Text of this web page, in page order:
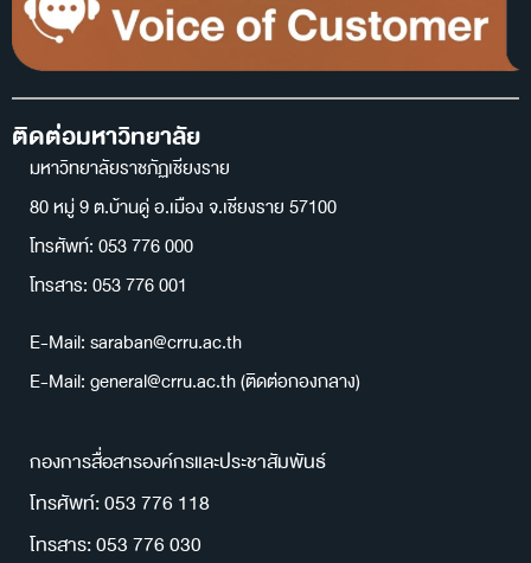
ติดต่อมหาวิทยาลัย
มหาวิทยาลัยราชภัฏเชียงราย
80 หมู่ 9 ต.บ้านดู่ อ.เมือง จ.เชียงราย 57100
โทรศัพท์: 053 776 000
โทรสาร: 053 776 001
E-Mail: saraban@crru.ac.th
E-Mail: general@crru.ac.th (ติดต่อกองกลาง)
กองการสื่อสารองค์กรและประชาสัมพันธ์
โทรศัพท์: 053 776 118
โทรสาร: 053 776 030